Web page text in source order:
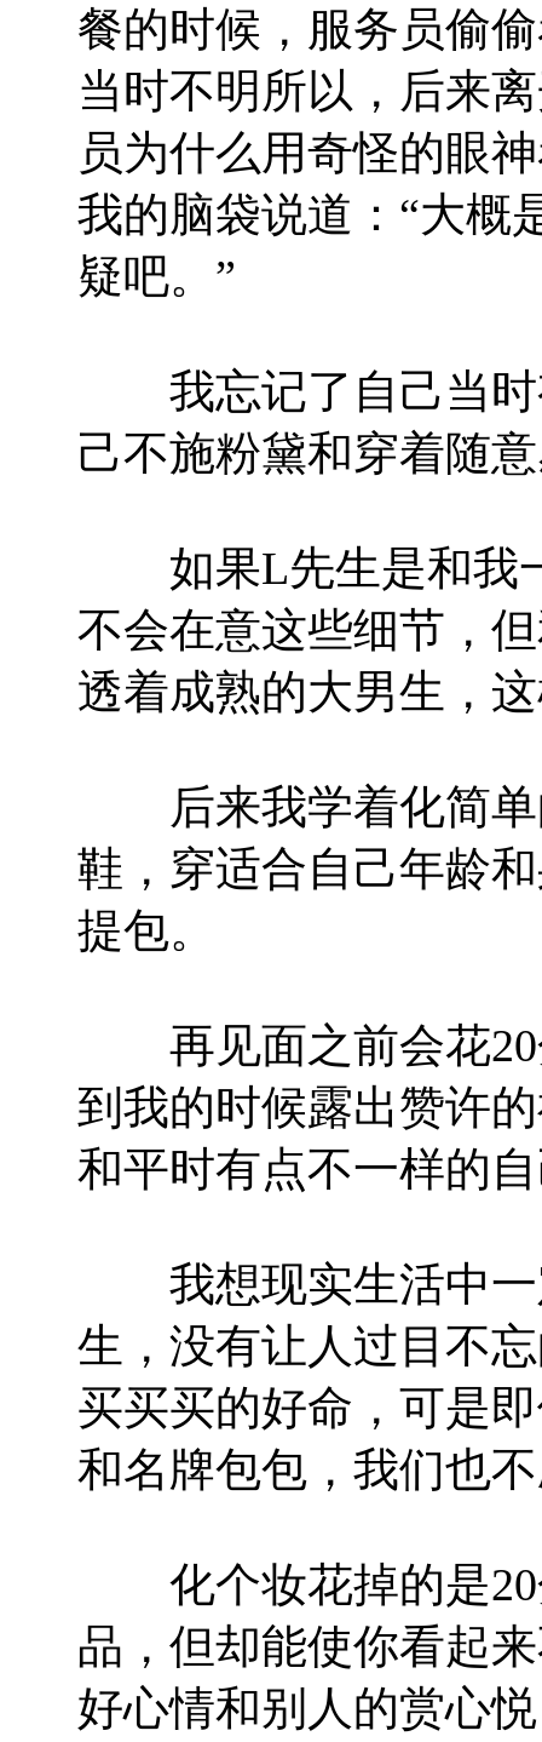
餐的时候，服务员偷
当时不明所以，后来
员为什么用奇怪的眼
我的脑袋说道：“大概
疑吧。”
我忘记了自己当时
己不施粉黛和穿着随
如果L先生是和我一
不会在意这些细节，
透着成熟的大男生，
后来我学着化简单
鞋，穿适合自己年龄
提包。
再见面之前会花20
到我的时候露出赞许
和平时有点不一样的
我想现实生活中一
生，没有让人过目不
买买买的好命，可是
和名牌包包，我们也
化个妆花掉的是20
品，但却能使你看起
好心情和别人的赏心